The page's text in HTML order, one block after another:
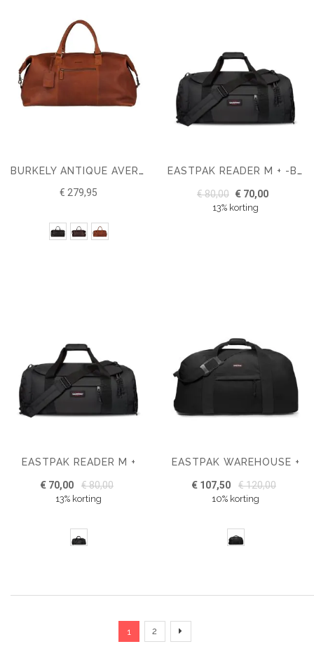
BURKELY ANTIQUE AVERY WEEKENDER
€ 279,95
EASTPAK READER M + -BLACK
€ 80,00 € 70,00
13% korting
EASTPAK READER M +
€ 70,00 € 80,00
13% korting
EASTPAK WAREHOUSE +
€ 107,50 € 120,00
10% korting
Pagina
U lees momenteel pagina
1
Pagina
2